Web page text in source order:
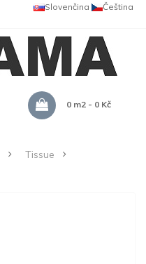
Čeština
Slovenčina
0 m2 - 0 Kč
Tissue